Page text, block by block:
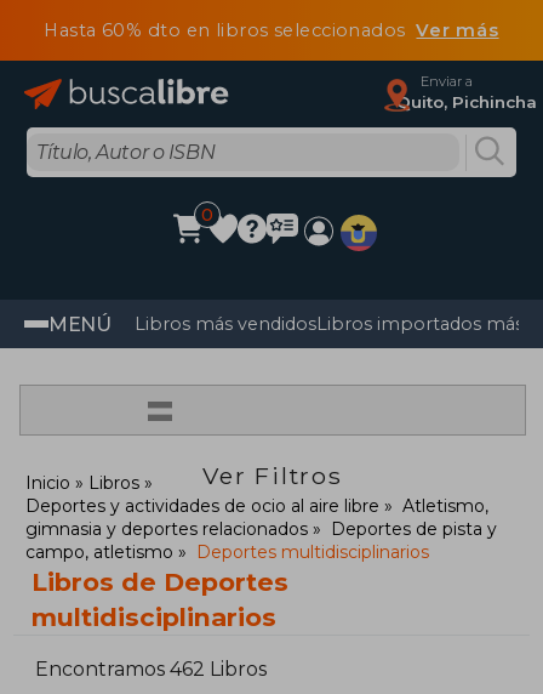
Hasta 60% dto en libros seleccionadosVer más
Enviar a
Quito, Pichincha
0
MENÚ Libros más vendidosLibros importados más
=
Ver Filtros
Inicio
Libros
Deportes y actividades de ocio al aire libre
Atletismo,
gimnasia y deportes relacionados
Deportes de pista y
campo, atletismo
Deportes multidisciplinarios
Libros de Deportes
multidisciplinarios
Encontramos 462 Libros